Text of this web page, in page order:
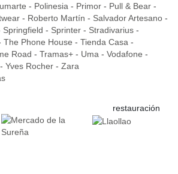
- Polinesia - Primor - Pull & Bear -
- Roberto Martín - Salvador Artesano -
Springfield - Sprinter - Stradivarius -
The Phone House - Tienda Casa -
Road - Tramas+ - Uma - Vodafone -
- Yves Rocher - Zara
restauración